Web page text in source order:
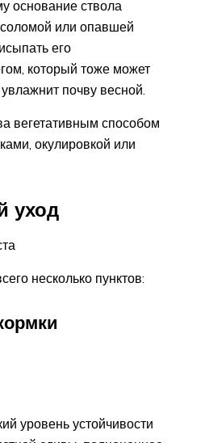
основание ствола
или опавшей
его
который тоже может
почву весной.
вегетативным способом
окулировкой или
уход
несколько пунктов:
уровень устойчивости